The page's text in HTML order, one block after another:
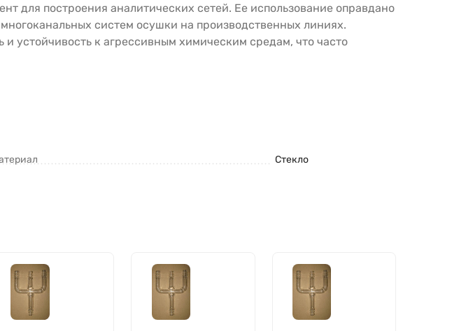
для построения аналитических сетей. Ее использование оправдано
систем осушки на производственных линиях.
и устойчивость к агрессивным химическим средам, что часто
Стекло